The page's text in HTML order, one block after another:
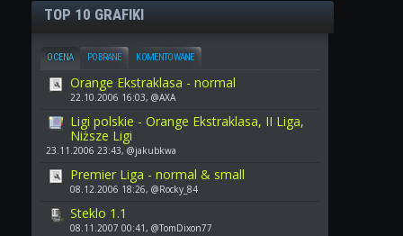
TOP 10 GRAFIKI
OCENA POBRANE KOMENTOWANE
Orange Ekstraklasa - normal
22.10.2006 16:03, @AXA
Ligi polskie - Orange Ekstraklasa, II Liga,
Niższe Ligi
23.11.2006 23:43, @jakubkwa
Premier Liga - normal & small
08.12.2006 18:26, @Rocky_84
Steklo 1.1
08.11.2007 00:41, @TomDixon77